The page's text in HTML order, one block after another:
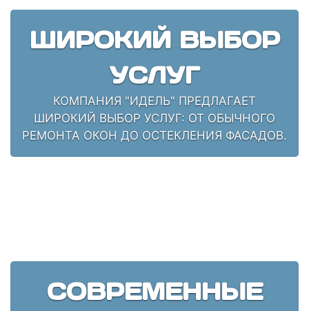
ШИРОКИЙ ВЫБОР
УСЛУГ
КОМПАНИЯ "ИДЕЛЬ" ПРЕДЛАГАЕТ
ШИРОКИЙ ВЫБОР УСЛУГ: ОТ ОБЫЧНОГО
РЕМОНТА ОКОН ДО ОСТЕКЛЕНИЯ ФАСАДОВ.
СОВРЕМЕННЫЕ